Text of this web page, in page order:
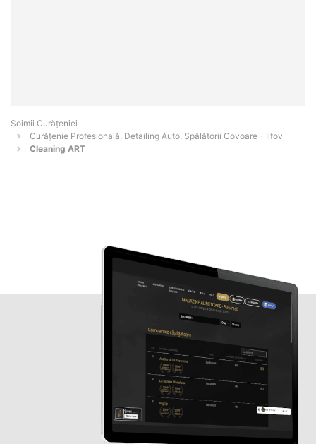
Șoimii Curățeniei
Curățenie Profesională, Detailing Auto, Spălătorii Covoare - Ilfov
Cleaning ART